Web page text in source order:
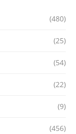
(480)
(25)
(54)
(22)
(9)
(456)